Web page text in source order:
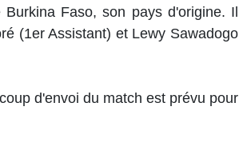
Faso, son pays d'origine. Il
(1er Assistant) et Lewy Sawadogo
d'envoi du match est prévu pour